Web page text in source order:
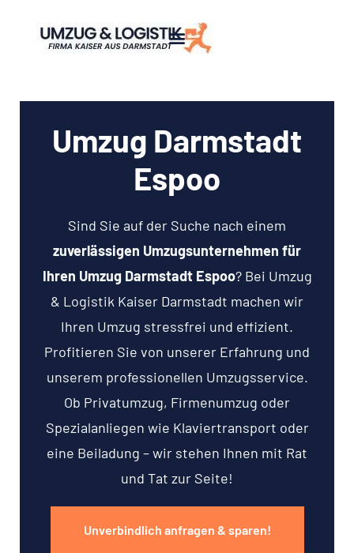
Umzug Darmstadt
Espoo
Sind Sie auf der Suche nach einem
zuverlässigen Umzugsunternehmen für
Ihren Umzug Darmstadt Espoo? Bei Umzug
& Logistik Kaiser Darmstadt machen wir
Ihren Umzug stressfrei und effizient.
Profitieren Sie von unserer Erfahrung und
unserem professionellen Umzugsservice.
Ob Privatumzug, Firmenumzug oder
Spezialanliegen wie Klaviertransport oder
eine Beiladung – wir stehen Ihnen mit Rat
und Tat zur Seite!
Unverbindlich anfragen & sparen!